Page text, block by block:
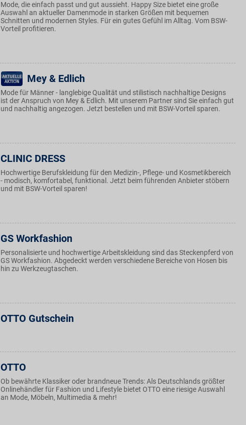
Mode, die einfach passt und gut aussieht. Happy Size bietet eine große
Auswahl an aktueller Damenmode in starken Größen mit bequemen
Schnitten und modernen Styles. Für ein gutes Gefühl im Alltag. Vom BSW-
Vorteil profitieren.
Mey & Edlich
Mode für Männer - langlebige Qualität und stilistisch nachhaltige Designs
ist der Anspruch von Mey & Edlich. Mit unserem Partner sind Sie einfach gut
und nachhaltig angezogen. Jetzt bestellen und mit BSW-Vorteil sparen.
CLINIC DRESS
Hochwertige Berufskleidung für den Medizin-, Pflege- und Kosmetikbereich
- modisch, komfortabel, funktional. Jetzt beim führenden Anbieter stöbern
und mit BSW-Vorteil sparen!
GS Workfashion
Personalisierte und hochwertige Arbeitskleidung sind das Steckenpferd von
GS Workfashion. Abgedeckt werden verschiedene Bereiche von Hosen bis
hin zu Werkzeugtaschen.
OTTO Gutschein
OTTO
Ob bewährte Klassiker oder brandneue Trends: Als Deutschlands größter
Onlinehändler für Fashion und Lifestyle bietet OTTO eine riesige Auswahl
an Mode, Möbeln, Multimedia & mehr!